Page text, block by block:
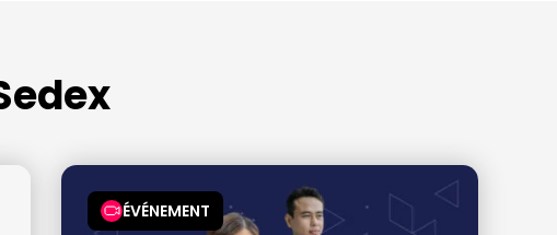
ÉVÉNEMENT